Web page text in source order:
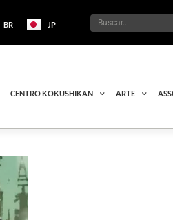
BR JP
CENTRO KOKUSHIKAN ARTE